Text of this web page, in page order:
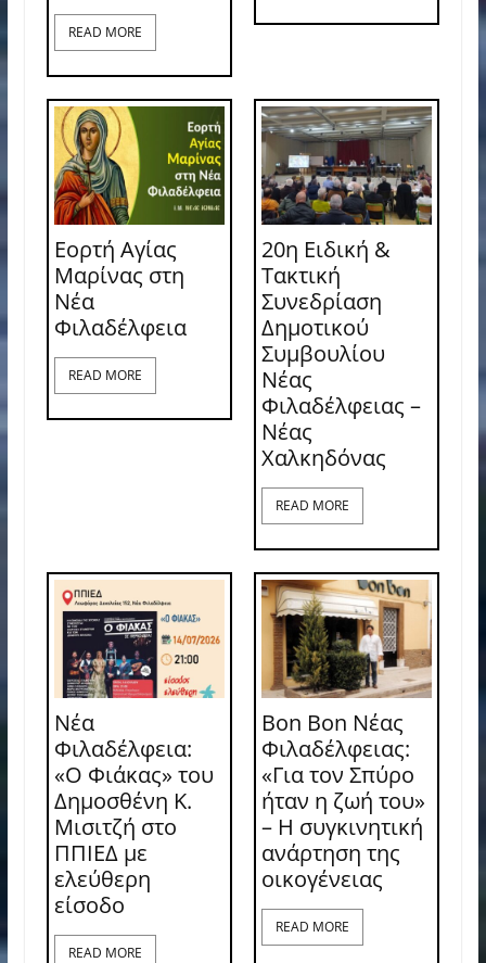
READ MORE
Εορτή Αγίας
Μαρίνας στη
Νέα
Φιλαδέλφεια
READ MORE
20η Ειδική &
Τακτική
Συνεδρίαση
Δημοτικού
Συμβουλίου
Νέας
Φιλαδέλφειας –
Νέας
Χαλκηδόνας
READ MORE
Νέα
Φιλαδέλφεια:
«Ο Φιάκας» του
Δημοσθένη Κ.
Μισιτζή στο
ΠΠΙΕΔ με
ελεύθερη
είσοδο
READ MORE
Bon Bon Νέας
Φιλαδέλφειας:
«Για τον Σπύρο
ήταν η ζωή του»
– Η συγκινητική
ανάρτηση της
οικογένειας
READ MORE